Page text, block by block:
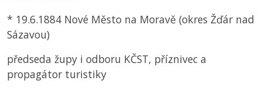
* 19.6.1884 Nové Město na Moravě (okres Žďár nad
Sázavou)
předseda župy i odboru KČST, příznivec a
propagátor turistiky